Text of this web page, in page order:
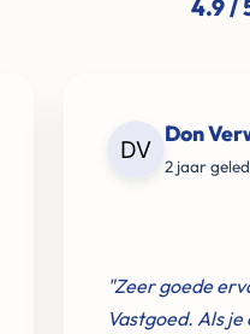
4.9 /
Don
2 jaar
"Zeer goede
Vastgoed. Als